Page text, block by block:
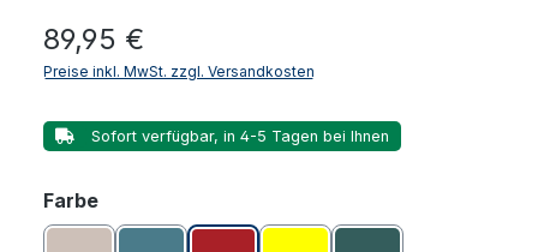
Regulärer Preis:
89,95 €
Preise inkl. MwSt. zzgl. Versandkosten
Sofort verfügbar, in 4-5 Tagen bei Ihnen
Farbeauswählen